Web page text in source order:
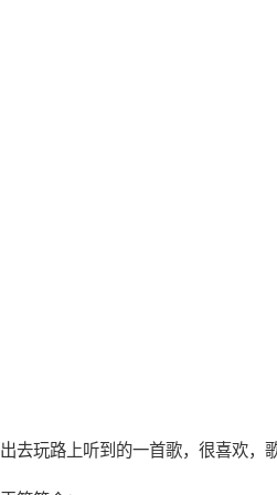
出去玩路上听到的一首歌，很喜欢，